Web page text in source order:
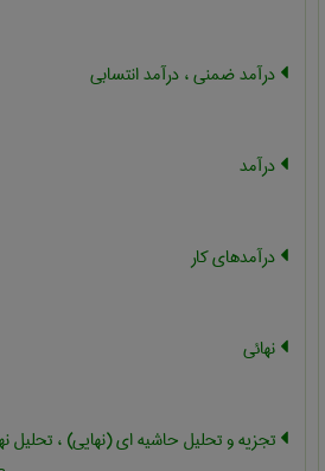
درآمد ضمنی ، درآمد انتسابی
درآمد
درآمدهای کار
نهائی
تجزیه و تحلیل حاشیه ای (نهایی) ، تحلیل